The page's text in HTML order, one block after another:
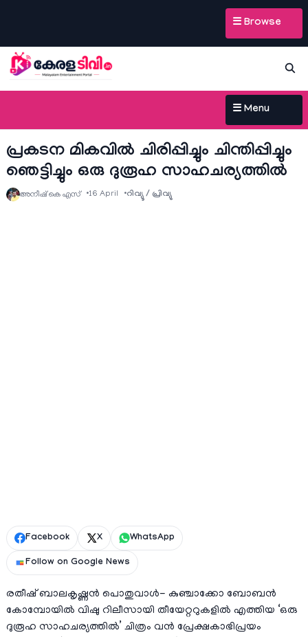
☰ Browse
☰ Menu
പ്രകടന മികവിൽ ചിരിപ്പിച്ചും ചിന്തിപ്പിച്ചും
ഞെട്ടിച്ചും ഒരു ദുരൂഹ സാഹചര്യത്തിൽ
അനീഷ്‌ കെ എസ് 16 April റിവ്യൂ / പ്രിവ്യു
Facebook X WhatsApp
Follow on Google News
രതീഷ് ബാലകൃഷ്ണൻ പൊതുവാൾ- കുഞ്ചാക്കോ ബോബൻ
കോമ്പോയിൽ വിഷു റിലീസായി തീയേറ്ററുകളിൽ എത്തിയ ‘ഒരു
ദുരൂഹ സാഹചര്യത്തിൽ’ ചിത്രം വൻ പ്രേക്ഷകാഭിപ്രയം